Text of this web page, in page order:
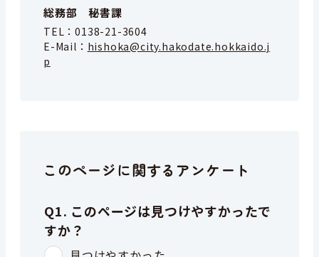
総務部 秘書課
TEL：0138-21-3604
E-Mail： hishoka@city.hakodate.hokkaido.j
p
このページに関するアンケート